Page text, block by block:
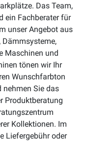
Das Team,
ein Fachberater für
unser Angebot aus
Dämmsysteme,
Maschinen und
tönen wir Ihr
Wunschfarbton
nehmen Sie das
Produktberatung
Kollektionen. Im
Liefergebühr oder